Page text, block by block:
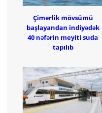
Çimərlik mövsümü
başlayandan indiyədək
40 nəfərin meyiti suda
tapılıb